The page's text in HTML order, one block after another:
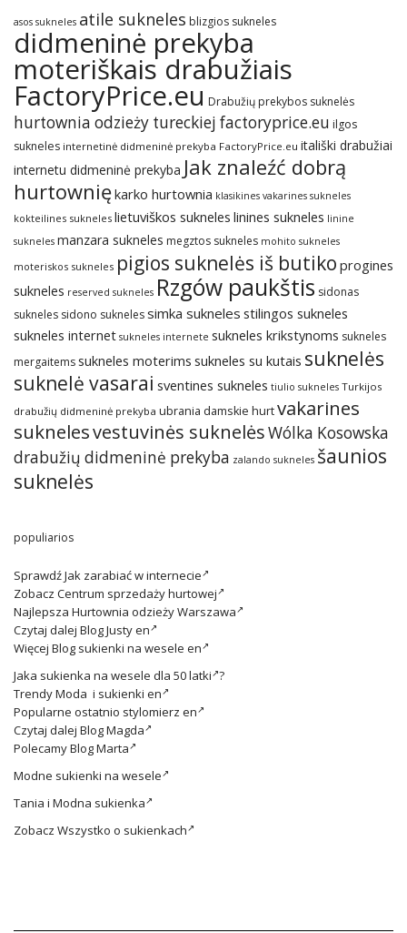
asos sukneles atile sukneles blizgios sukneles
didmeninė prekyba
moteriškais drabužiais
FactoryPrice.eu Drabužių prekybos suknelės
hurtownia odzieży tureckiej factoryprice.eu ilgos
sukneles internetinė didmeninė prekyba FactoryPrice.eu itališki drabužiai
internetu didmeninė prekyba Jak znaleźć dobrą
hurtowniękarko hurtownia klasikines vakarines sukneles
kokteilines sukneles lietuviškos sukneles linines sukneles linine
sukneles manzara sukneles megztos sukneles mohito sukneles
moteriskos sukneles pigios suknelės iš butiko progines
sukneles reserved sukneles Rzgów paukštis sidonas
sukneles sidono suknelessimka sukneles stilingos sukneles
sukneles internet sukneles internete sukneles krikstynoms sukneles
mergaitemssukneles moterims sukneles su kutais suknelės
suknelė vasarai sventines sukneles tiulio sukneles Turkijos
drabužių didmeninė prekyba ubrania damskie hurtvakarines
suknelesvestuvinės suknelėsWólka Kosowska
drabužių didmeninė prekyba zalando sukneles šaunios
suknelės
populiarios
SprawdźJak zarabiać w internecie
Zobacz Centrum sprzedaży hurtowej
Najlepsza Hurtownia odzieży Warszawa
Czytaj dalej Blog Justy en
Więcej Blog sukienki na wesele en
Jaka sukienka na wesele dla 50 latki ?
TrendyModa i sukienki en
Popularne ostatnio stylomierz en
Czytaj dalej Blog Magda
PolecamyBlog Marta
Modne sukienki na wesele
Tania i Modna sukienka
Zobacz Wszystko o sukienkach